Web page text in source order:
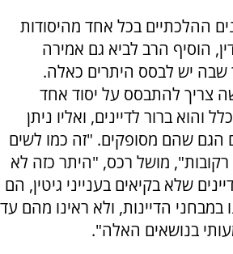
ההלכתיים בכל אחד מהיסודות
הוסיף הרב לביא גם אמירה
שבה יש לבסס היתרים כאלה.
צריך להתבסס על יסוד אחד
והוא ברור לדיינים, ואליו ניתן
הגם שהם מסופקים. "זה כמו לשים
רקובות", מושל רכס, "היתר כזה לא
שלא בקיאים בענייני גיטין, הם
במבחני הדיינות, ולא ראינו מהם עד
בנושאים האלה".